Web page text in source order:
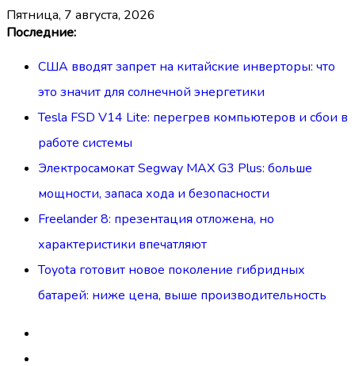
Перейти
содержимому
пятница, 7 августа, 2026
Последние:
США вводят запрет на китайские инверторы: что
это значит для солнечной энергетики
Tesla FSD V14 Lite: перегрев компьютеров и сбои в
работе системы
Электросамокат Segway MAX G3 Plus: больше
мощности, запаса хода и безопасности
Freelander 8: презентация отложена, но
характеристики впечатляют
Toyota готовит новое поколение гибридных
батарей: ниже цена, выше производительность